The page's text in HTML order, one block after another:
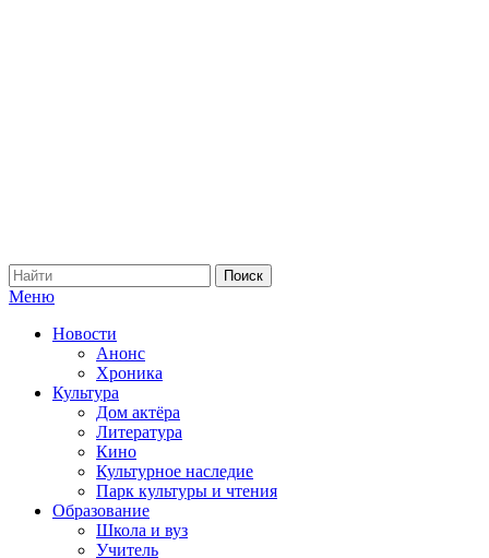
Меню
Новости
Анонс
Хроника
Культура
Дом актёра
Литература
Кино
Культурное наследие
Парк культуры и чтения
Образование
Школа и вуз
Учитель